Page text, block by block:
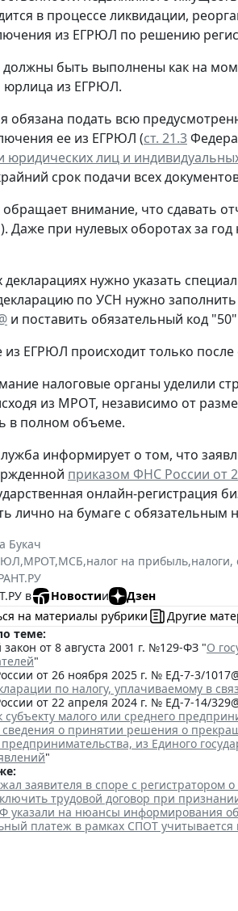
в процессе ликвидации,
из ЕГРЮЛ по решению
должны быть выполнены как на
юрлица из ЕГРЮЛ.
обязана подать всю
ее из ЕГРЮЛ (ст. 21.3
юридических лиц и
срок подачи всех
внимание, что сдавать
Даже при нулевых оборотах за
декларациях нужно указать
по УСН нужно
и поставить обязательный код
ЕГРЮЛ происходит только
налоговые органы уделили
из МРОТ, независимо от
в полном объеме.
информирует о том, что
приказом ФНС России от
онлайн-регистрация
лично на бумаге с
Букач
,МРОТ,МСБ,налог на прибыль,
в
Новостии
Дзен
на материалы рубрики
Другие
теме:
от 8 августа 2001 г. №129-ФЗ "О
"
от 26 ноября 2025 г. № ЕД-7-3/
по налогу, уплачиваемому в
от 22 апреля 2024 г. № ЕД-7-14/
субъекту малого или среднего
о принятии решения о
из Единого
"
заявителя в споре с регистратором
трудовой договор при
указали на нюансы информирования
платеж в рамках СПОТ учитывается